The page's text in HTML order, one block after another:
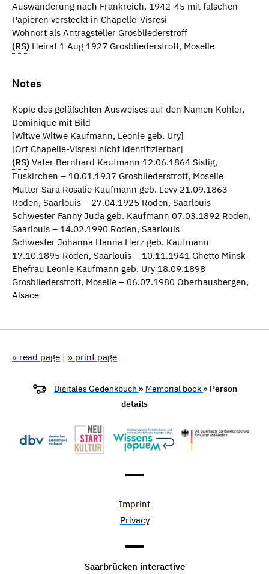
Auswanderung nach Frankreich, 1942-45 mit falschen
Papieren versteckt in Chapelle-Visresi
Wohnort als Antragsteller Grosbliederstroff
(RS) Heirat 1 Aug 1927 Grosbliederstroff, Moselle
Notes
Kopie des gefälschten Ausweises auf den Namen Kohler,
Dominique mit Bild
[Witwe Witwe Kaufmann, Leonie geb. Ury]
[Ort Chapelle-Visresi nicht identifizierbar]
(RS) Vater Bernhard Kaufmann 12.06.1864 Sistig,
Euskirchen – 10.01.1937 Grosbliederstroff, Moselle
Mutter Sara Rosalie Kaufmann geb. Levy 21.09.1863
Roden, Saarlouis – 27.04.1925 Roden, Saarlouis
Schwester Fanny Juda geb. Kaufmann 07.03.1892 Roden,
Saarlouis – 14.02.1990 Roden, Saarlouis
Schwester Johanna Hanna Herz geb. Kaufmann
17.10.1895 Roden, Saarlouis – 10.11.1941 Ghetto Minsk
Ehefrau Leonie Kaufmann geb. Ury 18.09.1898
Grosbliederstroff, Moselle – 06.07.1980 Oberhausbergen,
Alsace
» read page | » print page
Digitales Gedenkbuch » Memorial book » Person
details
Imprint
Privacy
Saarbrücken interactive